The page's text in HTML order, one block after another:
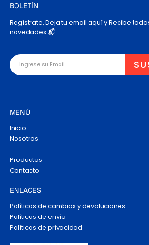
BOLETÍN
Regístrate, Deja tu email aquí y Recibe
novedades 📬
MENÚ
Inicio
Nosotros
Productos
Contacto
ENLACES
Políticas de cambios y devoluciones
Políticas de envío
Políticas de privacidad